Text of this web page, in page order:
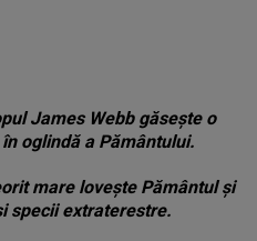
James Webb găsește o
oglindă a Pământului.
mare lovește Pământul și
specii extraterestre.